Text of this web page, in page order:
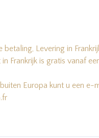
betaling, Levering in
Frankrijk is gratis vanaf
Europa kunt u een e-